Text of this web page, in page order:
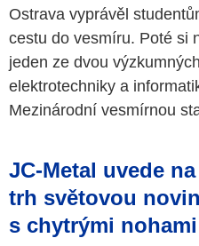
Ostrava vyprávěl
cestu do vesmíru. Poté si
jeden ze dvou
elektrotechniky a
Mezinárodní vesmírnou
JC-Metal uvede
trh světovou
s chytrými nohami